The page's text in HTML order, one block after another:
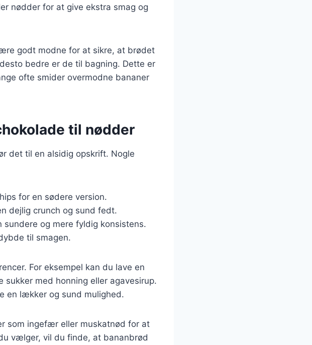
nødder for at give ekstra smag og
godt modne for at sikre, at brødet
bedre er de til bagning. Dette er
ofte smider overmodne bananer
til nødder
det til en alsidig opskrift. Nogle
for en sødere version.
dejlig crunch og sund fedt.
sundere og mere fyldig konsistens.
til smagen.
For eksempel kan du lave en
med honning eller agavesirup.
en lækker og sund mulighed.
som ingefær eller muskatnød for at
vælger, vil du finde, at bananbrød